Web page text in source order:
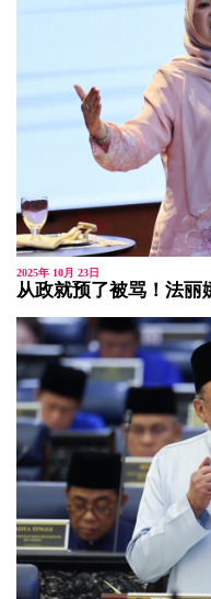
2025年 10月 23日
从政就预了被骂！法丽